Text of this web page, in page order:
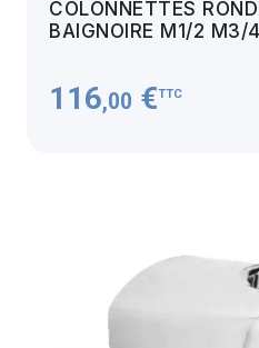
COLONNETTES
BAIGNOIRE M1/2 M3/
116,00 €TTC